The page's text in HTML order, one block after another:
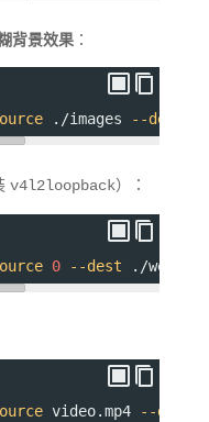
背景效果：
./images --dest
v4l2loopback）：
0 --dest ./
video.mp4 --dest